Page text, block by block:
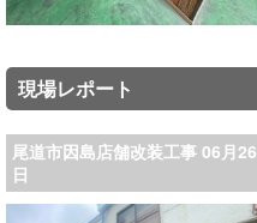
現場レポート
尾道市因島店舗改装工事 06月26
日